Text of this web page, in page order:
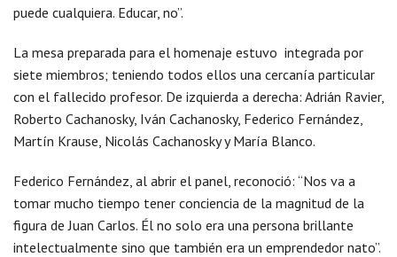
puede cualquiera. Educar, no”.
La mesa preparada para el homenaje estuvo integrada por
siete miembros; teniendo todos ellos una cercanía particular
con el fallecido profesor. De izquierda a derecha: Adrián Ravier,
Roberto Cachanosky, Iván Cachanosky, Federico Fernández,
Martín Krause, Nicolás Cachanosky y María Blanco.
Federico Fernández, al abrir el panel, reconoció: “Nos va a
tomar mucho tiempo tener conciencia de la magnitud de la
figura de Juan Carlos. Él no solo era una persona brillante
intelectualmente sino que también era un emprendedor nato”.